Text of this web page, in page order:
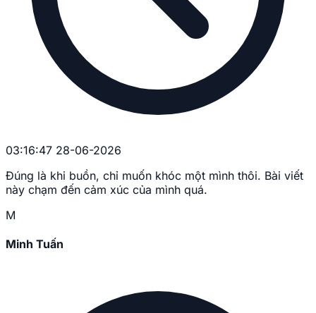
03:16:47 28-06-2026
Đúng là khi buồn, chỉ muốn khóc một mình thôi. Bài viết
này chạm đến cảm xúc của mình quá.
M
Minh Tuấn